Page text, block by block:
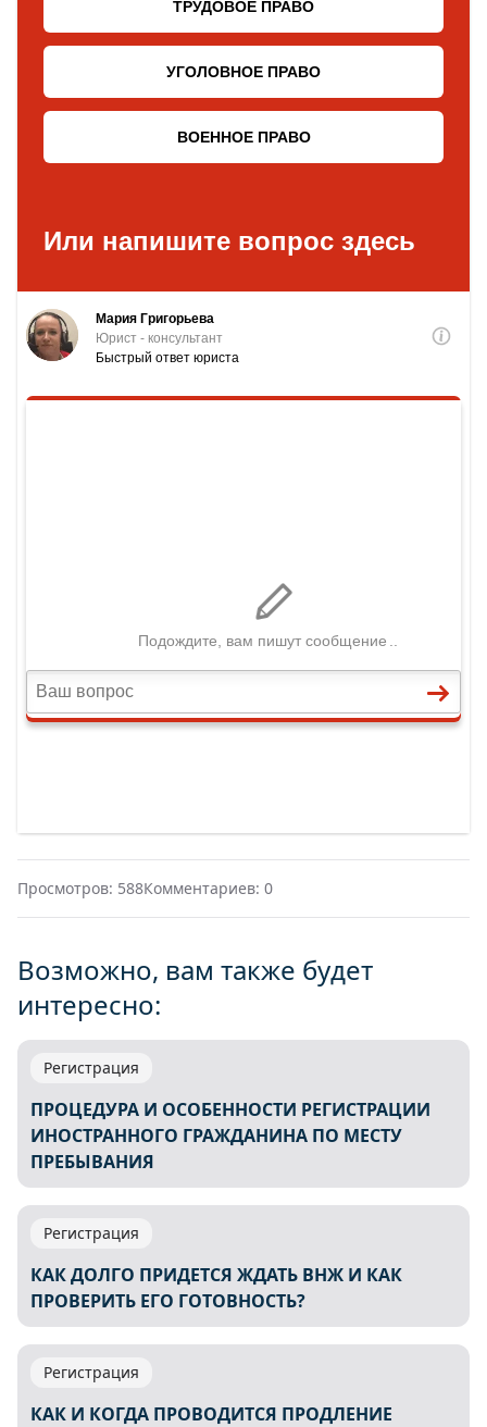
Просмотров: 588Комментариев: 0
Возможно, вам также будет
интересно:
Регистрация
ПРОЦЕДУРА И ОСОБЕННОСТИ РЕГИСТРАЦИИ
ИНОСТРАННОГО ГРАЖДАНИНА ПО МЕСТУ
ПРЕБЫВАНИЯ
Регистрация
КАК ДОЛГО ПРИДЕТСЯ ЖДАТЬ ВНЖ И КАК
ПРОВЕРИТЬ ЕГО ГОТОВНОСТЬ?
Регистрация
КАК И КОГДА ПРОВОДИТСЯ ПРОДЛЕНИЕ